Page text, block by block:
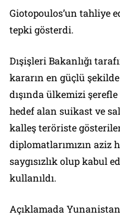
Giotopoulos’un tahliye
tepki gösterdi.
Dışişleri Bakanlığı
kararın en güçlü
dışında ülkemizi
hedef alan suikast ve
kalleş teröriste
diplomatlarımızın aziz
saygısızlık olup kabul
kullanıldı.
Açıklamada